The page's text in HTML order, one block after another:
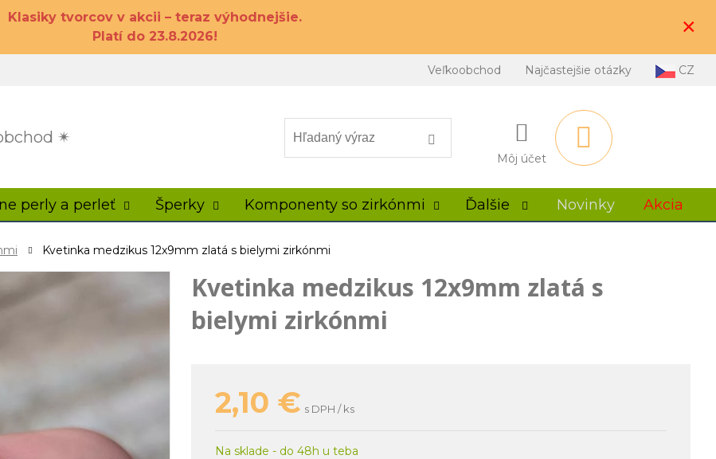
Klasiky tvorcov v akcii – teraz výhodnejšie.
Platí do 23.8.2026!
×
✴
Veľkoobchod Najčastejšie otázky CZ
Môj účet
perly a perleť Šperky Komponenty so zirkónmi Ďalšie Novinky Akcia
Kvetinka medzikus 12x9mm zlatá s bielymi zirkónmi
Kvetinka medzikus 12x9mm zlatá s
bielymi zirkónmi
2,10 € s DPH / ks
Na sklade - do 48h u teba